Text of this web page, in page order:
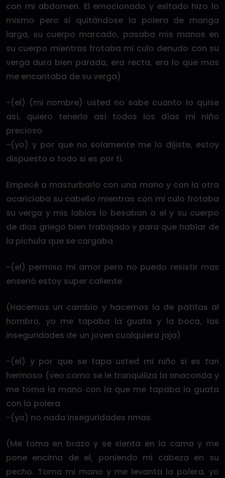
con mi abdomen. El emocionado y exitado hizo lo
mismo pero si quitándose la polera de manga
larga, su cuerpo marcado, pasaba mis manos en
su cuerpo mientras frotaba mi culo denudo con su
verga dura bien parada, era recta, era lo que mas
me encantaba de su verga)
-(el) (mi nombre) usted no sabe cuanto lo quise
así, quiero tenerlo así todos los días mi niño
precioso
-(yo) y por que no solamente me lo dijiste, estoy
dispuesto a todo si es por ti.
Empecé a masturbarlo con una mano y con la otra
acariciaba su cabello mientras con mi culo frotaba
su verga y mis labios lo besaban a el y su cuerpo
de dios griego bien trabajado y para que hablar de
la pichula que se cargaba
-(el) permiso mi amor pero no puedo resistir mas
enserió estoy super caliente
(Hacemos un cambio y hacemos la de patitas al
hombro, yo me tapaba la guata y la boca, las
inseguridades de un joven cualquiera jaja)
-(el) y por que se tapa usted mi niño si es tan
hermoso (veo como se le tranquiliza la anaconda y
me toma la mano con la que me tapaba la guata
con la polera
-(yo) no nada inseguridades nmas
(Me toma en brazo y se sienta en la cama y me
pone encima de el, poniendo mi cabeza en su
pecho. Toma mi mano y me levanta la polera, yo